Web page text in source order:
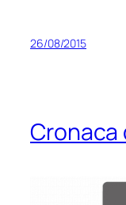
26/08/2015
Cronaca